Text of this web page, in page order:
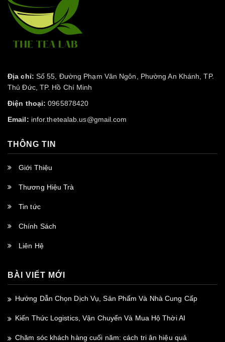
Địa chỉ: Số 55, Đường Phạm Văn Ngôn, Phường An Khánh, TP.
Thủ Đức, TP. Hồ Chí Minh
Điện thoại: 0965878420
Email: infor.thetealab.us@gmail.com
THÔNG TIN
Giới Thiệu
Thương Hiệu Trà
Tin tức
Chính Sách
Liên Hệ
BÀI VIẾT MỚI
Hướng Dẫn Chọn Dịch Vụ, Sản Phẩm Và Nhà Cung Cấp
Kiến Thức Logistics, Vận Chuyển Và Mua Hộ Thời AI
Chăm sóc khách hàng cuối năm: cách tri ân hiệu quả